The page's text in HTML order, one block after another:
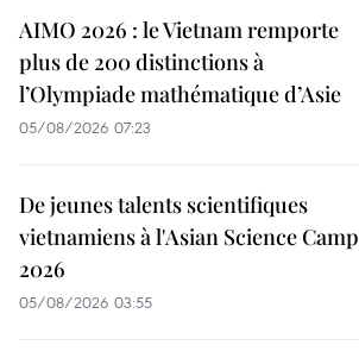
AIMO 2026 : le Vietnam remporte
plus de 200 distinctions à
l’Olympiade mathématique d’Asie
05/08/2026 07:23
De jeunes talents scientifiques
vietnamiens à l'Asian Science Camp
2026
05/08/2026 03:55